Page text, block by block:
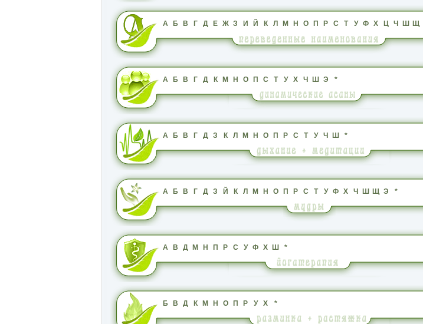
А Б В Г Д Е Ж З И Й К Л М Н О П Р С Т У Ф Х Ц Ч Ш Щ
А Б В Г Д К М Н О П С Т У Х Ч Ш Э *
А Б В Г Д З К Л М Н О П Р С Т У Ч Ш *
А Б В Г Д З Й К Л М Н О П Р С Т У Ф Х Ч Ш Щ Э *
А В Д М Н П Р С У Ф Х Ш *
Б В Д К М Н О П Р У Х *